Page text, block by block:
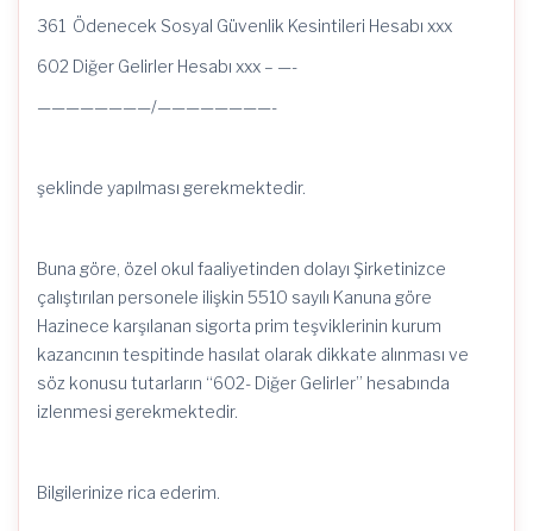
361 Ödenecek Sosyal Güvenlik Kesintileri Hesabı xxx
602 Diğer Gelirler Hesabı xxx – —-
————————/————————-
şeklinde yapılması gerekmektedir.
Buna göre, özel okul faaliyetinden dolayı Şirketinizce
çalıştırılan personele ilişkin 5510 sayılı Kanuna göre
Hazinece karşılanan sigorta prim teşviklerinin kurum
kazancının tespitinde hasılat olarak dikkate alınması ve
söz konusu tutarların “602- Diğer Gelirler” hesabında
izlenmesi gerekmektedir.
Bilgilerinize rica ederim.